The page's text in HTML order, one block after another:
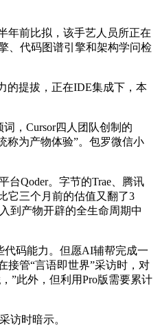
年前比拟，该手艺人员所正在
、代码图谱引擎和架构学问检
的提拔，正在IDE集成下，本
，Cursor四人团队创制的
称为产物体验”。包罗微信小
Qoder。字节的Trae、腾讯
它三个月前的估值又翻了3
到产物开辟的全生命周期中
码能力。但愿AI辅帮完成一
接管“言语即世界”采访时，对
”此外，但利用Pro版需要累计
访时暗示。